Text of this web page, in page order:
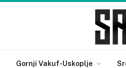
Gornji Vakuf-Uskoplje